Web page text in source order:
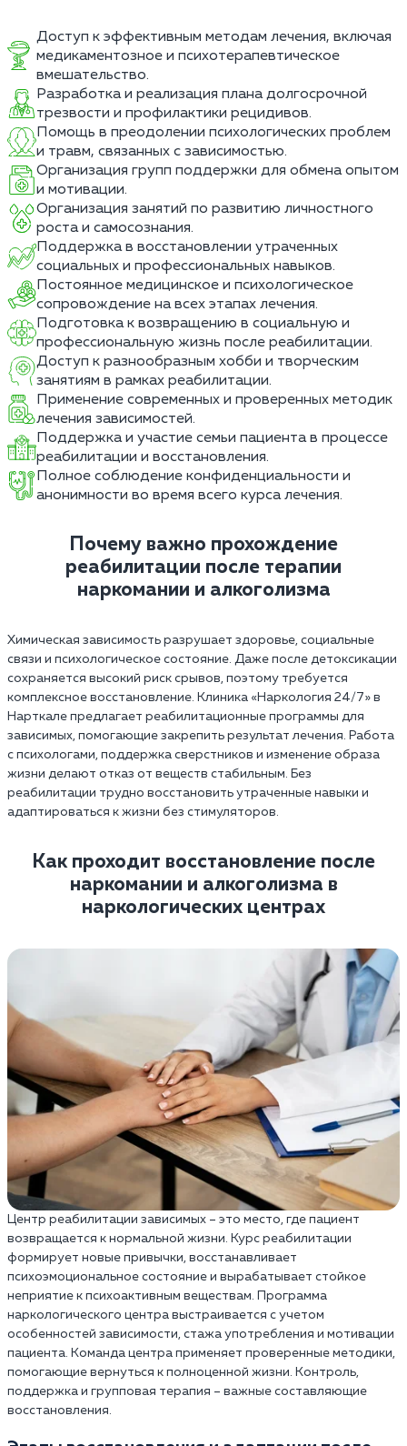
Доступ к эффективным методам лечения, включая
медикаментозное и психотерапевтическое
вмешательство.
Разработка и реализация плана долгосрочной
трезвости и профилактики рецидивов.
Помощь в преодолении психологических проблем
и травм, связанных с зависимостью.
Организация групп поддержки для обмена опытом
и мотивации.
Организация занятий по развитию личностного
роста и самосознания.
Поддержка в восстановлении утраченных
социальных и профессиональных навыков.
Постоянное медицинское и психологическое
сопровождение на всех этапах лечения.
Подготовка к возвращению в социальную и
профессиональную жизнь после реабилитации.
Доступ к разнообразным хобби и творческим
занятиям в рамках реабилитации.
Применение современных и проверенных методик
лечения зависимостей.
Поддержка и участие семьи пациента в процессе
реабилитации и восстановления.
Полное соблюдение конфиденциальности и
анонимности во время всего курса лечения.
Почему важно прохождение
реабилитации после терапии
наркомании и алкоголизма
Химическая зависимость разрушает здоровье, социальные
связи и психологическое состояние. Даже после детоксикации
сохраняется высокий риск срывов, поэтому требуется
комплексное восстановление. Клиника «Наркология 24/7» в
Нарткале предлагает реабилитационные программы для
зависимых, помогающие закрепить результат лечения. Работа
с психологами, поддержка сверстников и изменение образа
жизни делают отказ от веществ стабильным. Без
реабилитации трудно восстановить утраченные навыки и
адаптироваться к жизни без стимуляторов.
Как проходит восстановление после
наркомании и алкоголизма в
наркологических центрах
Центр реабилитации зависимых – это место, где пациент
возвращается к нормальной жизни. Курс реабилитации
формирует новые привычки, восстанавливает
психоэмоциональное состояние и вырабатывает стойкое
неприятие к психоактивным веществам. Программа
наркологического центра выстраивается с учетом
особенностей зависимости, стажа употребления и мотивации
пациента. Команда центра применяет проверенные методики,
помогающие вернуться к полноценной жизни. Контроль,
поддержка и групповая терапия – важные составляющие
восстановления.